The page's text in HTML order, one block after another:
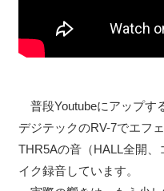
普段Youtubeにアップす
デジテックのRV-7でエフ
THR5Aの音（HALL全開
イク録音しています。